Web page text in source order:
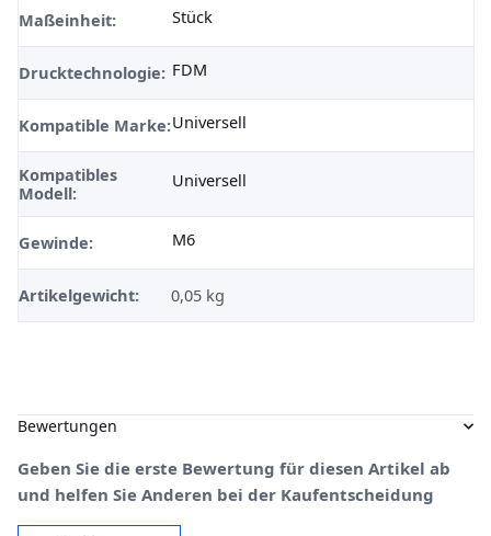
Maßeinheit: Stück
Drucktechnologie: FDM
Kompatible Marke:Universell
Kompatibles
Modell:
Universell
Gewinde: M6
Artikelgewicht: 0,05 kg
Bewertungen
Geben Sie die erste Bewertung für diesen Artikel ab
und helfen Sie Anderen bei der Kaufentscheidung